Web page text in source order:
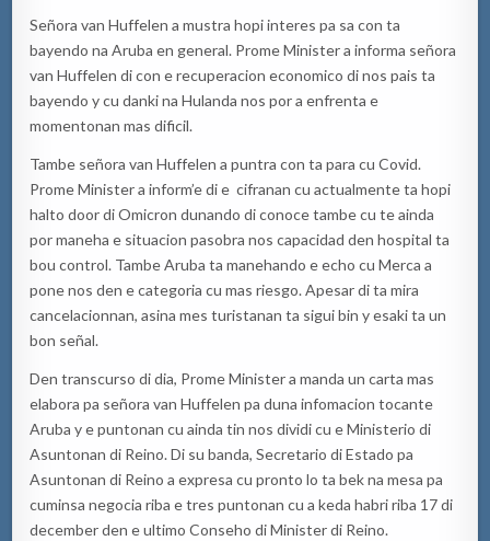
Señora van Huffelen a mustra hopi interes pa sa con ta
bayendo na Aruba en general. Prome Minister a informa señora
van Huffelen di con e recuperacion economico di nos pais ta
bayendo y cu danki na Hulanda nos por a enfrenta e
momentonan mas dificil.
Tambe señora van Huffelen a puntra con ta para cu Covid.
Prome Minister a inform’e di e cifranan cu actualmente ta hopi
halto door di Omicron dunando di conoce tambe cu te ainda
por maneha e situacion pasobra nos capacidad den hospital ta
bou control. Tambe Aruba ta manehando e echo cu Merca a
pone nos den e categoria cu mas riesgo. Apesar di ta mira
cancelacionnan, asina mes turistanan ta sigui bin y esaki ta un
bon señal.
Den transcurso di dia, Prome Minister a manda un carta mas
elabora pa señora van Huffelen pa duna infomacion tocante
Aruba y e puntonan cu ainda tin nos dividi cu e Ministerio di
Asuntonan di Reino. Di su banda, Secretario di Estado pa
Asuntonan di Reino a expresa cu pronto lo ta bek na mesa pa
cuminsa negocia riba e tres puntonan cu a keda habri riba 17 di
december den e ultimo Conseho di Minister di Reino.